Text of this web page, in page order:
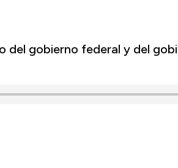
del gobierno federal y del